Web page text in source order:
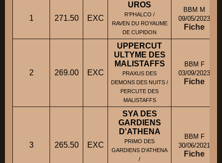
1 271.50 EXC
UROS
R'PHALCO /
RAVEN DU ROYAUME
DE CUPIDON
BBM M
09/05/2023
Fiche
2 269.00 EXC
UPPERCUT
ULTYME DES
MALISTAFFS
PRAXUS DES
DEMONS DES NUITS /
PERCUTE DES
MALISTAFFS
BBM F
03/09/2023
Fiche
3 265.50 EXC
SYA DES
GARDIENS
D'ATHENA
PRIMO DES
GARDIENS D'ATHENA
/
BBM F
30/06/2021
Fiche